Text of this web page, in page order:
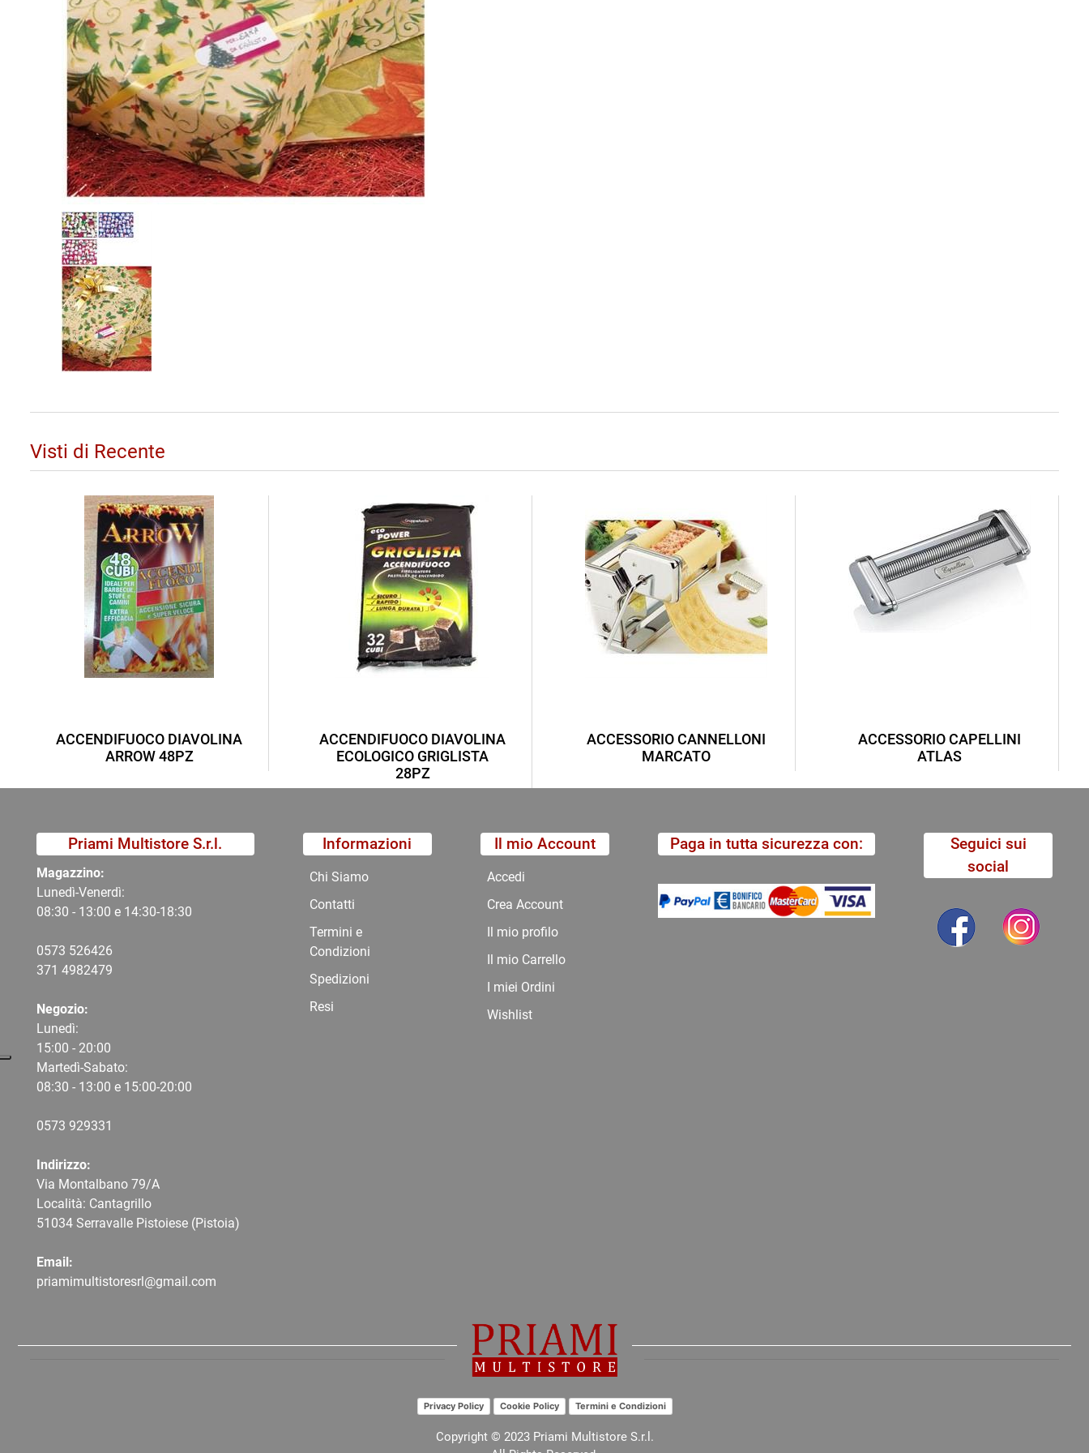
Visti di Recente
ACCENDIFUOCO DIAVOLINA
ARROW 48PZ
ACCENDIFUOCO DIAVOLINA
ECOLOGICO GRIGLISTA
28PZ
ACCESSORIO CANNELLONI
MARCATO
ACCESSORIO CAPELLINI
ATLAS
Priami Multistore S.r.l.
Magazzino:
Lunedì-Venerdì:
08:30 - 13:00 e 14:30-18:30
0573 526426
371 4982479
Negozio:
Lunedì:
15:00 - 20:00
Martedì-Sabato:
08:30 - 13:00 e 15:00-20:00
0573 929331
Indirizzo:
Via Montalbano 79/A
Località: Cantagrillo
51034 Serravalle Pistoiese (Pistoia)
Email:
priamimultistoresrl@gmail.com
Informazioni
Chi Siamo
Contatti
Termini e
Condizioni
Spedizioni
Resi
Il mio Account
Accedi
Crea Account
Il mio profilo
Il mio Carrello
I miei Ordini
Wishlist
Paga in tutta sicurezza con:
Seguici sui
social
Privacy Policy Cookie Policy Termini e Condizioni
Copyright © 2023 Priami Multistore S.r.l.